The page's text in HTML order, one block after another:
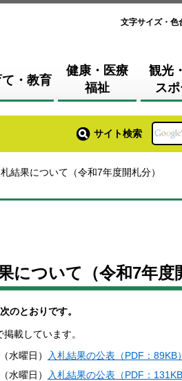
文字サイズ・色
・教育
健康・医療
福祉
観光
ス
サイト検索
結果について（令和7年度開札分）
について（令和7年度
のとおりです。
載しています。
水曜日）
入札結果の公表（PDF：89KB）
水曜日）
入札結果の公表（PDF：131KB